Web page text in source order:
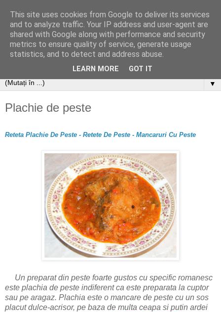
▼
Plachie de peste
Reteta Plachie De Peste - Retete De Peste - Mancaruri Cu Peste
Un preparat din peste foarte gustos cu specific romanesc
este plachia de peste indiferent ca este preparata la cuptor
sau pe aragaz. Plachia este o mancare de peste cu un sos
placut dulce-acrisor, pe baza de multa ceapa si putin ardei
This site uses cookies from Google to deliver its services
and to analyze traffic. Your IP address and user-agent are
shared with Google along with performance and security
metrics to ensure quality of service, generate usage
statistics, and to detect and address abuse.
LEARN MORE GOT IT